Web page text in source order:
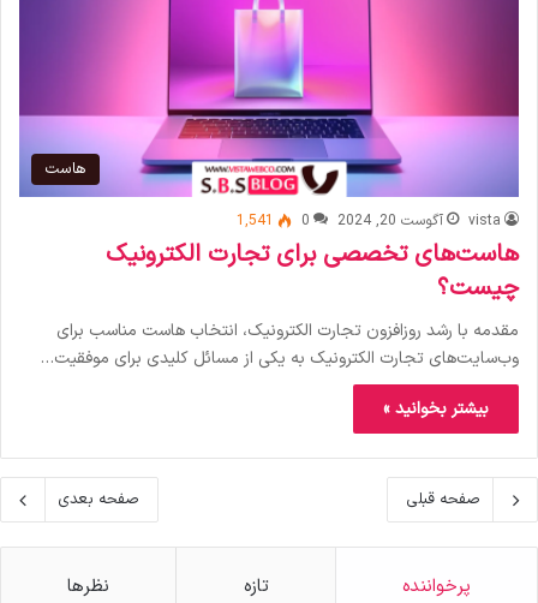
هاست
vista آگوست 20, 2024 0
1,541
هاست‌های تخصصی برای تجارت الکترونیک
چیست؟
مقدمه با رشد روزافزون تجارت الکترونیک، انتخاب هاست مناسب برای
وب‌سایت‌های تجارت الکترونیک به یکی از مسائل کلیدی برای موفقیت…
بیشتر بخوانید »
صفحه قبلی صفحه بعدی
پرخواننده تازه نظرها